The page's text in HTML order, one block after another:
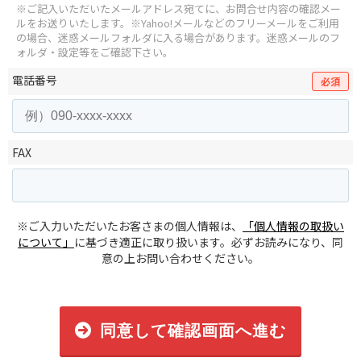
※ご記入いただいたメールアドレス宛てに、お問合せ内容の確認メー
ルをお送りいたします。 ※Yahoo!メールなどのフリーメールをご利用
の場合、迷惑メールフォルダに入る場合があります。 迷惑メールのフ
ォルダ・設定等をご確認下さい。
電話番号 必須
FAX
※ご入力いただいたお客さまの個人情報は、
「個人情報の取扱い
について」 に基づき適正に取り扱います。必ずお読みになり、同
意の上お問い合わせください。
同意して確認画面へ進む